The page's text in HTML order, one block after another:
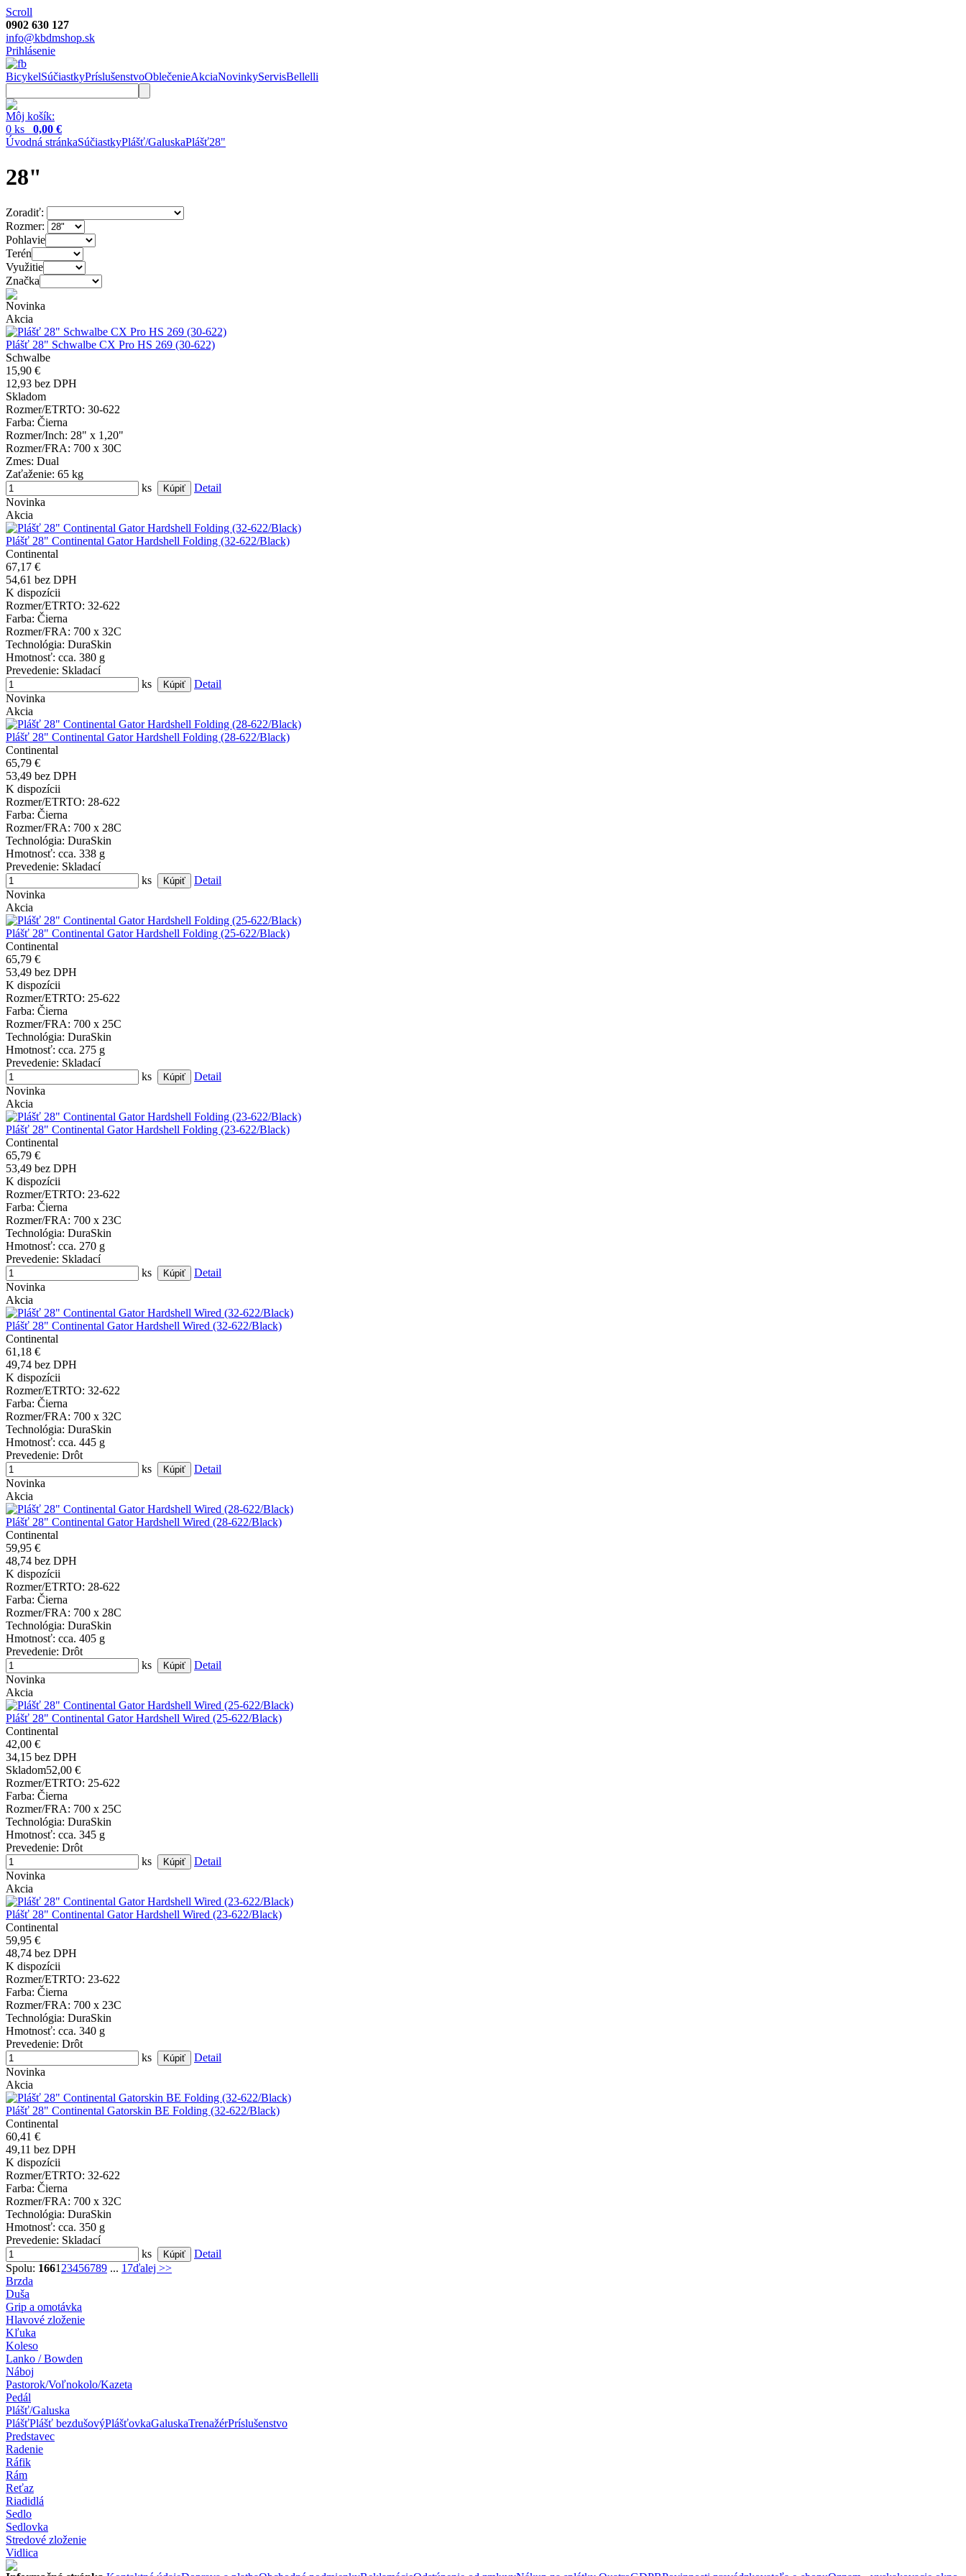
Scroll
0902 630 127
info@kbdmshop.sk
Prihlásenie
BicykelSúčiastkyPríslušenstvoOblečenieAkciaNovinkyServisBellelli
Môj košík:
0 ks 0,00 €
Úvodná stránkaSúčiastkyPlášť/GaluskaPlášť28"
28"
Zoradiť:
Rozmer:
Pohlavie
Terén
Využitie
Značka
Novinka
Akcia
Plášť 28" Schwalbe CX Pro HS 269 (30-622)
Schwalbe
15,90 €
12,93 bez DPH
Skladom
Rozmer/ETRTO: 30-622
Farba: Čierna
Rozmer/Inch: 28" x 1,20"
Rozmer/FRA: 700 x 30C
Zmes: Dual
Zaťaženie: 65 kg
ks
Detail
Novinka
Akcia
Plášť 28" Continental Gator Hardshell Folding (32-622/Black)
Continental
67,17 €
54,61 bez DPH
K dispozícii
Rozmer/ETRTO: 32-622
Farba: Čierna
Rozmer/FRA: 700 x 32C
Technológia: DuraSkin
Hmotnosť: cca. 380 g
Prevedenie: Skladací
ks
Detail
Novinka
Akcia
Plášť 28" Continental Gator Hardshell Folding (28-622/Black)
Continental
65,79 €
53,49 bez DPH
K dispozícii
Rozmer/ETRTO: 28-622
Farba: Čierna
Rozmer/FRA: 700 x 28C
Technológia: DuraSkin
Hmotnosť: cca. 338 g
Prevedenie: Skladací
ks
Detail
Novinka
Akcia
Plášť 28" Continental Gator Hardshell Folding (25-622/Black)
Continental
65,79 €
53,49 bez DPH
K dispozícii
Rozmer/ETRTO: 25-622
Farba: Čierna
Rozmer/FRA: 700 x 25C
Technológia: DuraSkin
Hmotnosť: cca. 275 g
Prevedenie: Skladací
ks
Detail
Novinka
Akcia
Plášť 28" Continental Gator Hardshell Folding (23-622/Black)
Continental
65,79 €
53,49 bez DPH
K dispozícii
Rozmer/ETRTO: 23-622
Farba: Čierna
Rozmer/FRA: 700 x 23C
Technológia: DuraSkin
Hmotnosť: cca. 270 g
Prevedenie: Skladací
ks
Detail
Novinka
Akcia
Plášť 28" Continental Gator Hardshell Wired (32-622/Black)
Continental
61,18 €
49,74 bez DPH
K dispozícii
Rozmer/ETRTO: 32-622
Farba: Čierna
Rozmer/FRA: 700 x 32C
Technológia: DuraSkin
Hmotnosť: cca. 445 g
Prevedenie: Drôt
ks
Detail
Novinka
Akcia
Plášť 28" Continental Gator Hardshell Wired (28-622/Black)
Continental
59,95 €
48,74 bez DPH
K dispozícii
Rozmer/ETRTO: 28-622
Farba: Čierna
Rozmer/FRA: 700 x 28C
Technológia: DuraSkin
Hmotnosť: cca. 405 g
Prevedenie: Drôt
ks
Detail
Novinka
Akcia
Plášť 28" Continental Gator Hardshell Wired (25-622/Black)
Continental
42,00 €
34,15 bez DPH
Skladom52,00 €
Rozmer/ETRTO: 25-622
Farba: Čierna
Rozmer/FRA: 700 x 25C
Technológia: DuraSkin
Hmotnosť: cca. 345 g
Prevedenie: Drôt
ks
Detail
Novinka
Akcia
Plášť 28" Continental Gator Hardshell Wired (23-622/Black)
Continental
59,95 €
48,74 bez DPH
K dispozícii
Rozmer/ETRTO: 23-622
Farba: Čierna
Rozmer/FRA: 700 x 23C
Technológia: DuraSkin
Hmotnosť: cca. 340 g
Prevedenie: Drôt
ks
Detail
Novinka
Akcia
Plášť 28" Continental Gatorskin BE Folding (32-622/Black)
Continental
60,41 €
49,11 bez DPH
K dispozícii
Rozmer/ETRTO: 32-622
Farba: Čierna
Rozmer/FRA: 700 x 32C
Technológia: DuraSkin
Hmotnosť: cca. 350 g
Prevedenie: Skladací
ks
Detail
Spolu: 1661 23456789 ... 17ďalej >>
Brzda
Duša
Grip a omotávka
Hlavové zloženie
Kľuka
Koleso
Lanko / Bowden
Náboj
Pastorok/Voľnokolo/Kazeta
Pedál
Plášť/Galuska
PlášťPlášť bezdušovýPlášťovkaGaluskaTrenažérPríslušenstvo
Predstavec
Radenie
Ráfik
Rám
Reťaz
Riadidlá
Sedlo
Sedlovka
Stredové zloženie
Vidlica